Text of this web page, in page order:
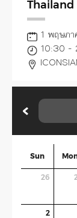
Thailand
1 พฤษภ
10:30 -
Sun
26
2